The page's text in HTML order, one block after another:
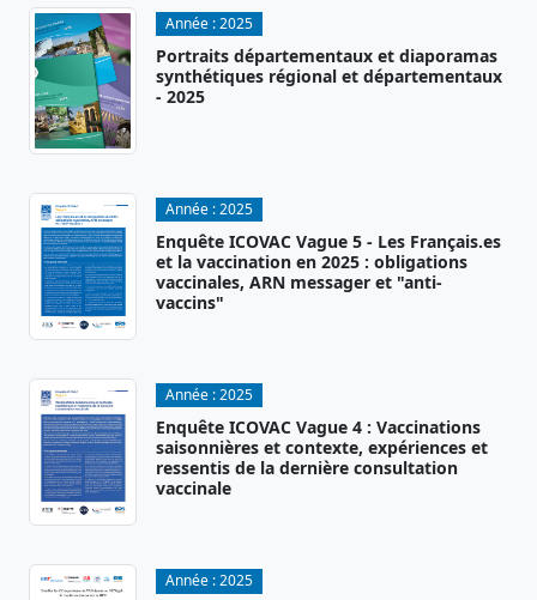
Année :2025
Portraits départementaux et diaporamas
synthétiques régional et départementaux
- 2025
Année :2025
Enquête ICOVAC Vague 5 - Les Français.es
et la vaccination en 2025 : obligations
vaccinales, ARN messager et "anti-
vaccins"
Année :2025
Enquête ICOVAC Vague 4 : Vaccinations
saisonnières et contexte, expériences et
ressentis de la dernière consultation
vaccinale
Année :2025